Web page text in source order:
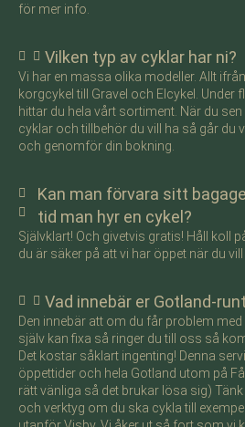
för mer info.
Vilken typ av cyklar har ni?
Vi har en massa olika modeller. Allt
korgcykel till Gravel och Elcykel. Under
hittar du hela vårt sortiment. När du
cyklar och tillbehör du vill ha så går du
och genomför din bokning.
Kan man förvara sitt
tid man hyr en cykel?
Självklart! Och givetvis gratis! Håll koll
du är säker på att vi har öppet när du
Vad innebär er Gotland-
Den innebär att om du får problem
själv kan fixa så ringer du till oss så
Det kostar såklart ingenting! Denna
öppettider och hela Gotland utom på
rätt vänliga så det brukar lösa sig)
och verktyg om du ska cykla till